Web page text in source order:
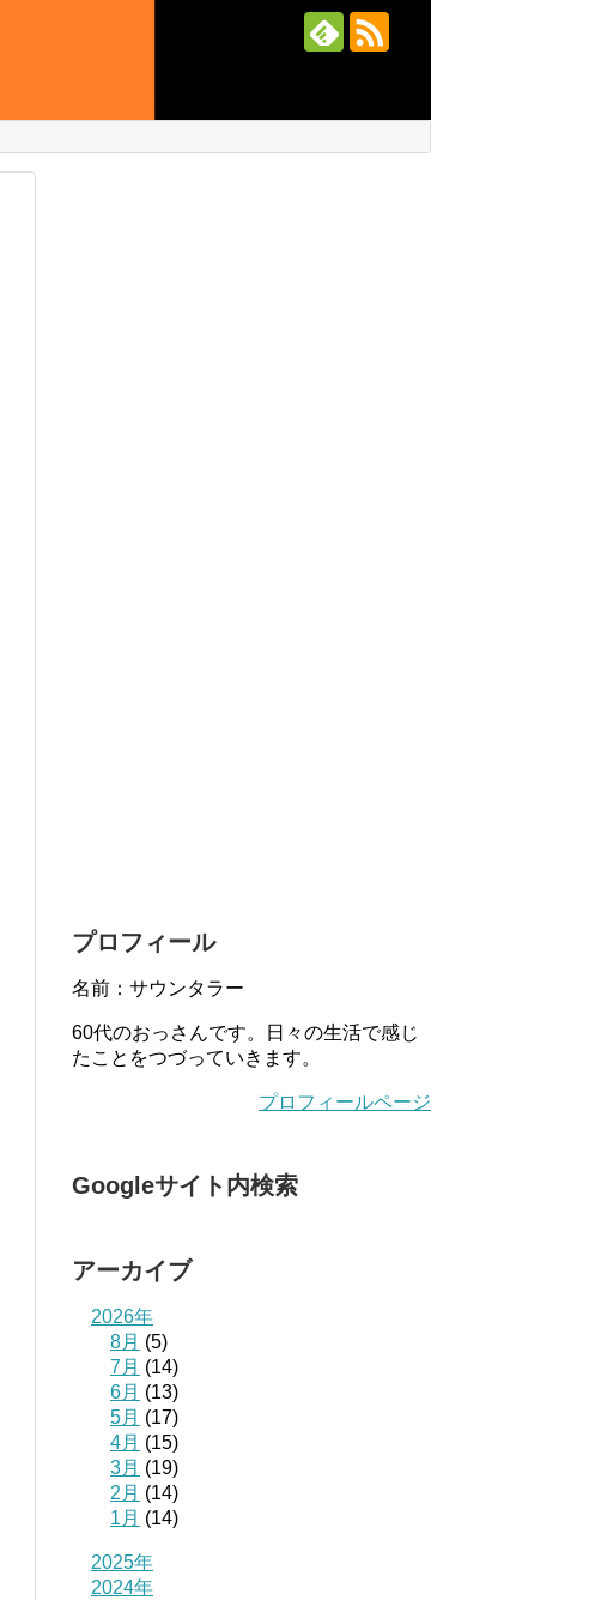
プロフィール
名前：サウンタラー
60代のおっさんです。日々の生活で感じ
たことをつづっていきます。
プロフィールページ
Googleサイト内検索
アーカイブ
2026年
8月 (5)
7月 (14)
6月 (13)
5月 (17)
4月 (15)
3月 (19)
2月 (14)
1月 (14)
2025年
2024年